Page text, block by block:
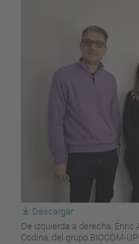
Descargar
De izquierda a derecha, Enric
Codina, del grupo BIOCOM-